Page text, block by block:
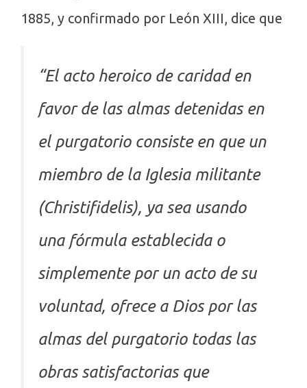
1885, y confirmado por León XIII, dice que
“El acto heroico de caridad en
favor de las almas detenidas en
el purgatorio consiste en que un
miembro de la Iglesia militante
(Christifidelis), ya sea usando
una fórmula establecida o
simplemente por un acto de su
voluntad, ofrece a Dios por las
almas del purgatorio todas las
obras satisfactorias que